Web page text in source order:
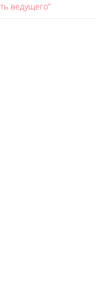
ведущего”